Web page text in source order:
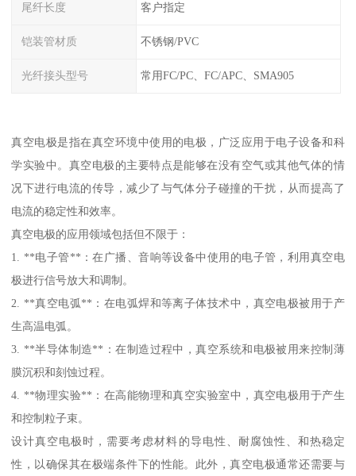
尾纤长度 客户指定
铠装管材质 不锈钢/PVC
光纤接头型号 常用FC/PC、FC/APC、SMA905
真空电极是指在真空环境中使用的电极，广泛应用于电子设备和科
学实验中。真空电极的主要特点是能够在没有空气或其他气体的情
况下进行电流的传导，减少了与气体分子碰撞的干扰，从而提高了
电流的稳定性和效率。
真空电极的应用领域包括但不限于：
1. **电子管**：在广播、音响等设备中使用的电子管，利用真空电
极进行信号放大和调制。
2. **真空电弧**：在电弧焊和等离子体技术中，真空电极被用于产
生高温电弧。
3. **半导体制造**：在制造过程中，真空系统和电极被用来控制薄
膜沉积和刻蚀过程。
4. **物理实验**：在高能物理和真空实验室中，真空电极用于产生
和控制粒子束。
设计真空电极时，需要考虑材料的导电性、耐腐蚀性、和热稳定
性，以确保其在极端条件下的性能。此外，真空电极通常还需要与